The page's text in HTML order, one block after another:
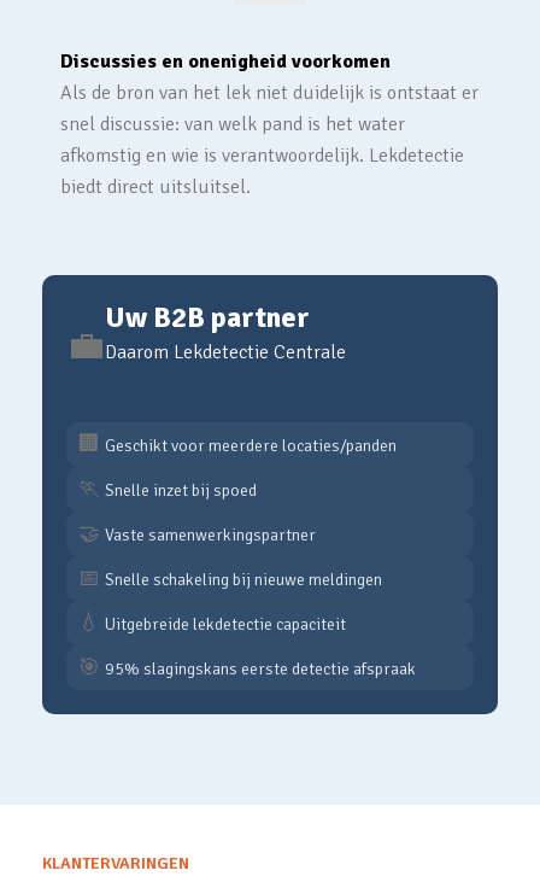
Discussies en onenigheid voorkomen
Als de bron van het lek niet duidelijk is ontstaat er
snel discussie: van welk pand is het water
afkomstig en wie is verantwoordelijk. Lekdetectie
biedt direct uitsluitsel.
💼
Uw B2B partner
Daarom Lekdetectie Centrale
🏢 Geschikt voor meerdere locaties/panden
🏃 Snelle inzet bij spoed
🤝 Vaste samenwerkingspartner
📅 Snelle schakeling bij nieuwe meldingen
💧 Uitgebreide lekdetectie capaciteit
🎯 95% slagingskans eerste detectie afspraak
KLANTERVARINGEN